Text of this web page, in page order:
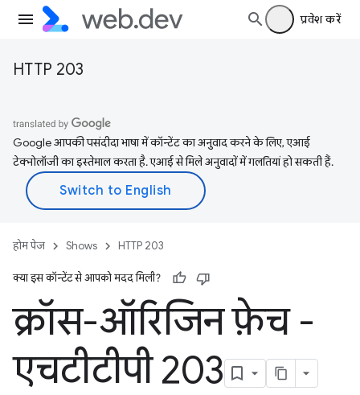
प्रवेश करें
HTTP 203
Google आपकी पसंदीदा भाषा में कॉन्टेंट का अनुवाद करने के लिए, एआई
टेक्नोलॉजी का इस्तेमाल करता है. एआई से मिले अनुवादों में गलतियां हो सकती हैं.
होम पेज Shows HTTP 203
क्या इस कॉन्टेंट से आपको मदद मिली?
क्रॉस-ऑरिजिन फ़ेच -
एचटीटीपी 203